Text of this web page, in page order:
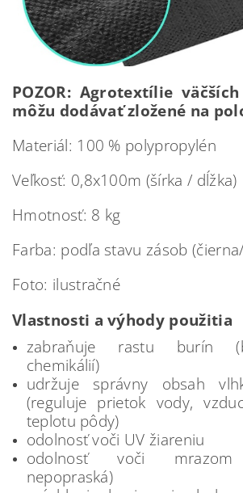
POZOR: Agrotextílie
môžu dodávať zložené na
Materiál: 100 % polypropylén
Veľkosť: 0,8x100m (šírka / dĺžka)
Hmotnosť: 8 kg
Farba: podľa stavu zásob
Foto: ilustračné
Vlastnosti a výhody použitia
zabraňuje rastu burín
chemikálií)
udržuje správny obsah
(reguluje prietok vody,
teplotu pôdy)
odolnosť voči UV žiareniu
odolnosť voči mrazom
nepopraská)